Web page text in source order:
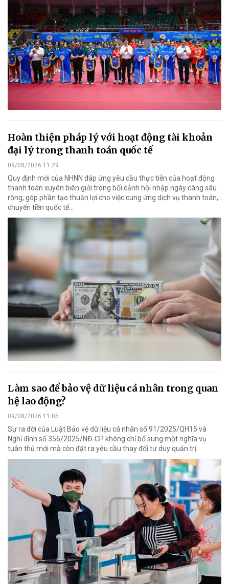
Hoàn thiện pháp lý với hoạt động tài khoản
đại lý trong thanh toán quốc tế
09/08/2026 11:29
Quy định mới của NHNN đáp ứng yêu cầu thực tiễn của hoạt động
thanh toán xuyên biên giới trong bối cảnh hội nhập ngày càng sâu
rộng, góp phần tạo thuận lợi cho việc cung ứng dịch vụ thanh toán,
chuyển tiền quốc tế...
Làm sao để bảo vệ dữ liệu cá nhân trong quan
hệ lao động?
09/08/2026 11:05
Sự ra đời của Luật Bảo vệ dữ liệu cá nhân số 91/2025/QH15 và
Nghị định số 356/2025/NĐ-CP không chỉ bổ sung một nghĩa vụ
tuân thủ mới mà còn đặt ra yêu cầu thay đổi tư duy quản trị.